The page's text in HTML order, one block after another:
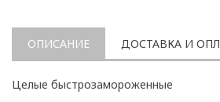
ОПИСАНИЕ ДОСТАВКА И
Целые быстрозамороженные